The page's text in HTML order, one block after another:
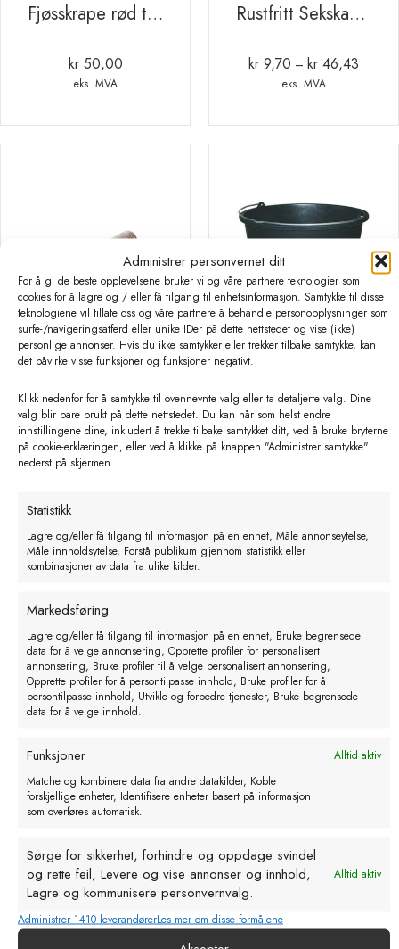
Administrer personvernet ditt
For å gi de beste opplevelsene bruker vi og våre partnere teknologier som
cookies for å lagre og / eller få tilgang til enhetsinformasjon. Samtykke til disse
teknologiene vil tillate oss og våre partnere å behandle personopplysninger som
surfe-/navigeringsatferd eller unike IDer på dette nettstedet og vise (ikke)
personlige annonser. Hvis du ikke samtykker eller trekker tilbake samtykke, kan
det påvirke visse funksjoner og funksjoner negativt.
Klikk nedenfor for å samtykke til ovennevnte valg eller ta detaljerte valg. Dine
valg blir bare brukt på dette nettstedet. Du kan når som helst endre
innstillingene dine, inkludert å trekke tilbake samtykket ditt, ved å bruke bryterne
på cookie-erklæringen, eller ved å klikke på knappen "Administrer samtykke"
nederst på skjermen.
Statistikk
Lagre og/eller få tilgang til informasjon på en enhet, Måle annonseytelse,
Måle innholdsytelse, Forstå publikum gjennom statistikk eller
kombinasjoner av data fra ulike kilder.
Markedsføring
Lagre og/eller få tilgang til informasjon på en enhet, Bruke begrensede
data for å velge annonsering, Opprette profiler for personalisert
annonsering, Bruke profiler til å velge personalisert annonsering,
Opprette profiler for å persontilpasse innhold, Bruke profiler for å
persontilpasse innhold, Utvikle og forbedre tjenester, Bruke begrensede
data for å velge innhold.
Funksjoner
Alltid aktiv
Matche og kombinere data fra andre datakilder, Koble
forskjellige enheter, Identifisere enheter basert på informasjon
som overføres automatisk.
Sørge for sikkerhet, forhindre og oppdage svindel
og rette feil, Levere og vise annonser og innhold,
Lagre og kommunisere personvernvalg.
Alltid aktiv
Administrer 1410 leverandørerLes mer om disse formålene
Fjøsskrape rød trekant – Norsk kvalitet
kr50,00
eks. MVA
Rustfritt Sekskant bolt M8
kr 9,70 – kr 46,43
kr
eks. MVA
Varmgalvanisert sekskant bolt M12
kr14,75 – kr45,50Prisområde:
eks. MVA
SPANN SORT KONKURRANSE 20 LTR
kr54,00
Varmgalvanisert Øyemutter
kr 46,53
til
kr 180,50
kr1542,86
til